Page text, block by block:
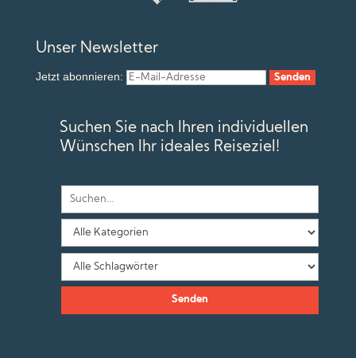
Unser Newsletter
Jetzt abonnieren:
Suchen Sie nach Ihren individuellen
Wünschen Ihr ideales Reiseziel!